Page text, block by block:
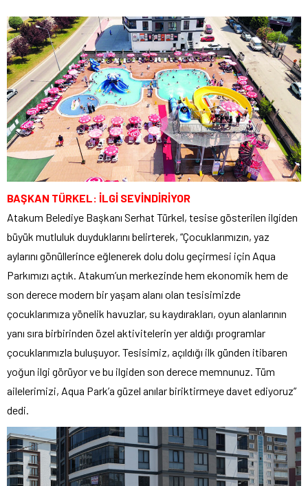
BAŞKAN TÜRKEL: İLGİ SEVİNDİRİYOR
Atakum Belediye Başkanı Serhat Türkel, tesise gösterilen ilgiden
büyük mutluluk duyduklarını belirterek, “Çocuklarımızın, yaz
aylarını gönüllerince eğlenerek dolu dolu geçirmesi için Aqua
Parkımızı açtık. Atakum’un merkezinde hem ekonomik hem de
son derece modern bir yaşam alanı olan tesisimizde
çocuklarımıza yönelik havuzlar, su kaydırakları, oyun alanlarının
yanı sıra birbirinden özel aktivitelerin yer aldığı programlar
çocuklarımızla buluşuyor. Tesisimiz, açıldığı ilk günden itibaren
yoğun ilgi görüyor ve bu ilgiden son derece memnunuz. Tüm
ailelerimizi, Aqua Park’a güzel anılar biriktirmeye davet ediyoruz”
dedi.